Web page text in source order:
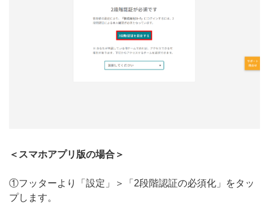
＜スマホアプリ版の場合＞
①フッターより「設定」＞「2段階認証の必須化」をタッ
プします。